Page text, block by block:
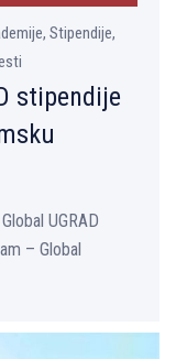
Stipendije,
stipendije
UGRAD
– Global